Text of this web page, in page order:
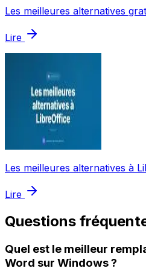
Les meilleures alternatives
Lire
Les meilleures alternatives à
Lire
Questions
Quel est le meilleur
Word sur Windows ?